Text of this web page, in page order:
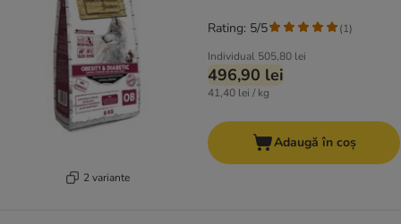
2 variante
Individual 505,80 lei
496,90 lei
41,40 lei / kg
Rating: 5/5 (1)
Adaugă în coș